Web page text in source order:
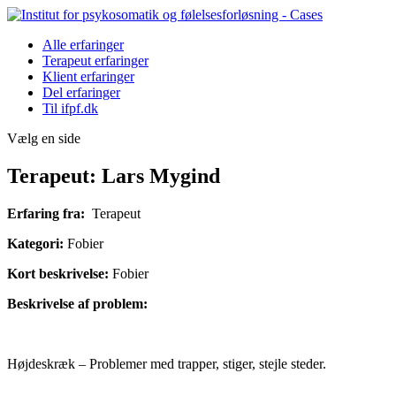
Alle erfaringer
Terapeut erfaringer
Klient erfaringer
Del erfaringer
Til ifpf.dk
Vælg en side
Terapeut: Lars Mygind
Erfaring fra: Terapeut
Kategori: Fobier
Kort beskrivelse: Fobier
Beskrivelse af problem:
Højdeskræk – Problemer med trapper, stiger, stejle steder.